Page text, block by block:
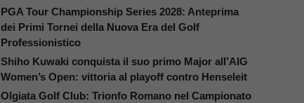
PGA Tour Championship Series 2028: Anteprima
dei Primi Tornei della Nuova Era del Golf
Professionistico
Shiho Kuwaki conquista il suo primo Major all’AIG
Women’s Open: vittoria al playoff contro Henseleit
Olgiata Golf Club: Trionfo Romano nel Campionato